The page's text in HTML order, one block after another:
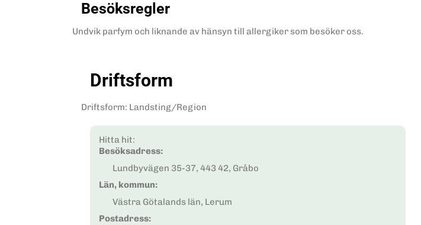
Besöksregler
Undvik parfym och liknande av hänsyn till allergiker som besöker oss.
Driftsform
Driftsform: Landsting/Region
Hitta hit:
Besöksadress:
Lundbyvägen 35-37, 443 42, Gråbo
Län, kommun:
Västra Götalands län, Lerum
Postadress: